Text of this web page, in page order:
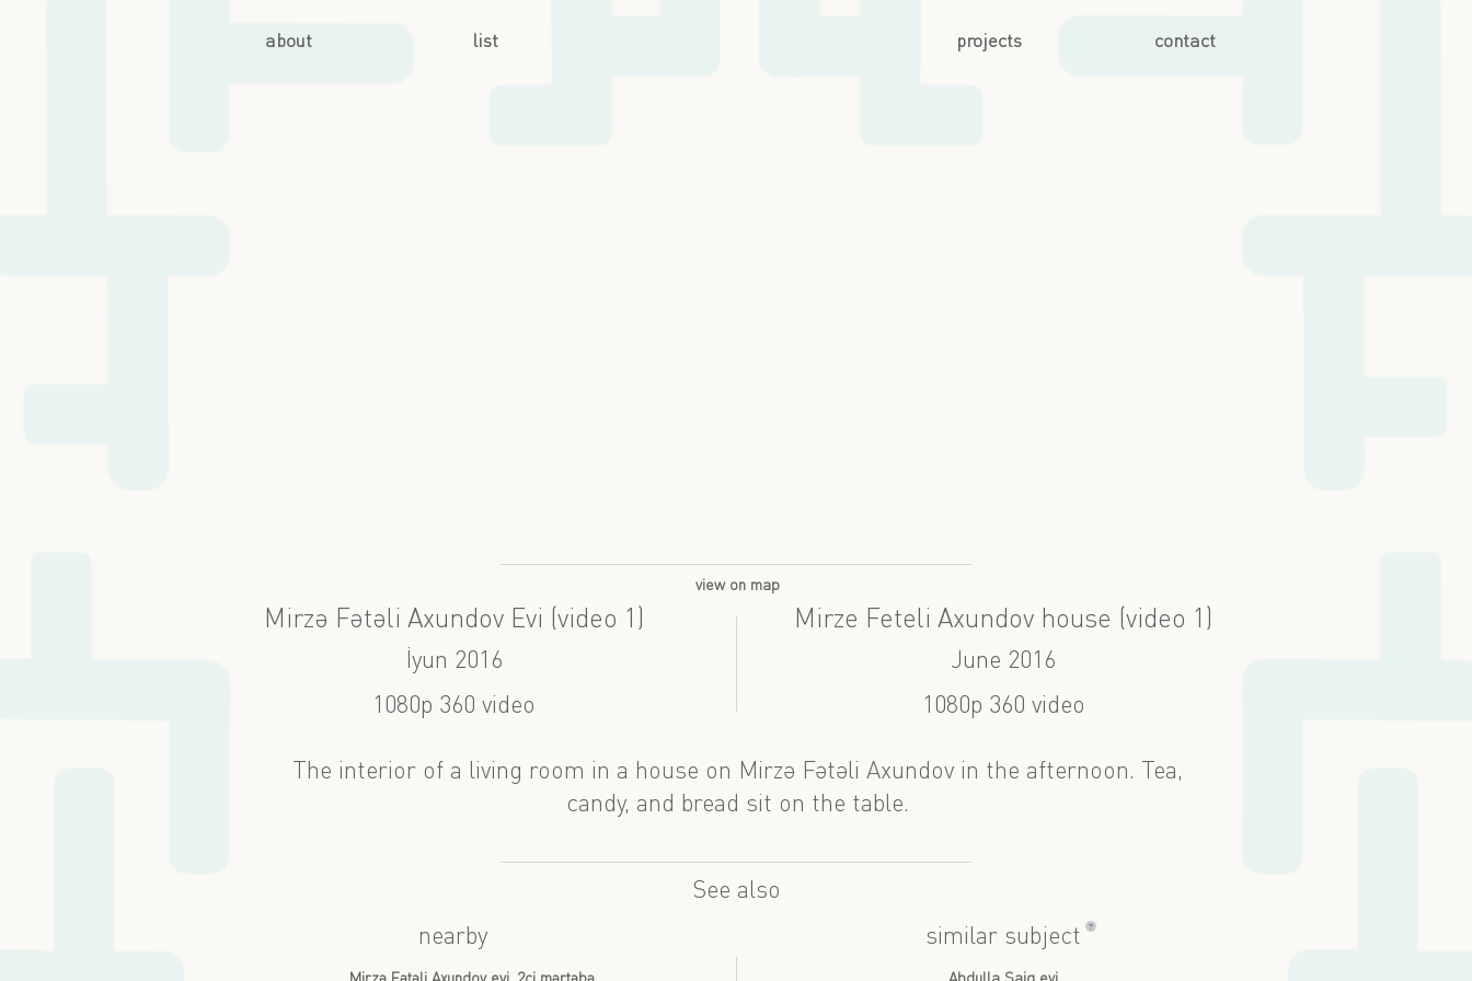
about list projects contact
view on map
Mirzə Fətəli Axundov Evi (video 1)
İyun 2016
1080p 360 video
Mirze Feteli Axundov house (video 1)
June 2016
1080p 360 video
The interior of a living room in a house on Mirzə Fətəli Axundov in the afternoon. Tea,
candy, and bread sit on the table.
See also
nearby
similar subject ?